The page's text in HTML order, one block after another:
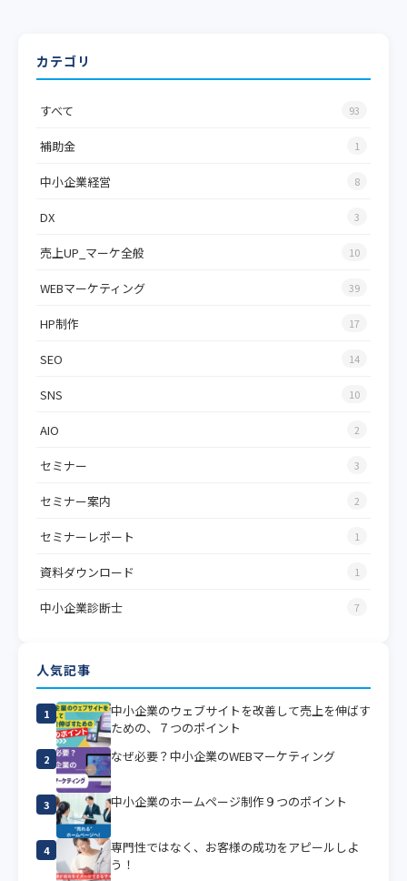
カテゴリ
すべて 93
補助金 1
中小企業経営 8
DX 3
売上UP_マーケ全般 10
WEBマーケティング 39
HP制作 17
SEO 14
SNS 10
AIO 2
セミナー 3
セミナー案内 2
セミナーレポート 1
資料ダウンロード 1
中小企業診断士 7
人気記事
1
中小企業のウェブサイトを改善して売上を伸ばす
ための、７つのポイント
2 なぜ必要？中小企業のWEBマーケティング
3 中小企業のホームページ制作９つのポイント
4
専門性ではなく、お客様の成功をアピールしよ
う！